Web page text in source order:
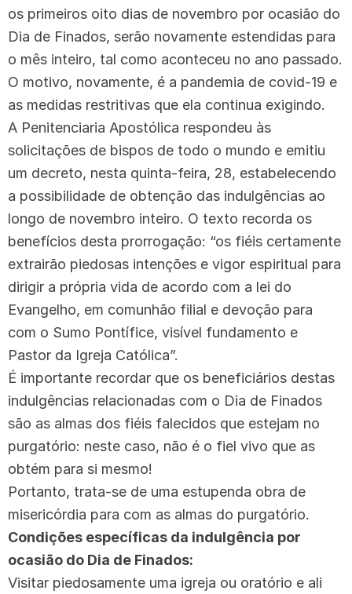
os primeiros oito dias de novembro por ocasião do
Dia de Finados, serão novamente estendidas para
o mês inteiro, tal como aconteceu no ano passado.
O motivo, novamente, é a pandemia de covid-19 e
as medidas restritivas que ela continua exigindo.
A Penitenciaria Apostólica respondeu às
solicitações de bispos de todo o mundo e emitiu
um decreto, nesta quinta-feira, 28, estabelecendo
a possibilidade de obtenção das indulgências ao
longo de novembro inteiro. O texto recorda os
benefícios desta prorrogação: “os fiéis certamente
extrairão piedosas intenções e vigor espiritual para
dirigir a própria vida de acordo com a lei do
Evangelho, em comunhão filial e devoção para
com o Sumo Pontífice, visível fundamento e
Pastor da Igreja Católica”.
É importante recordar que os beneficiários destas
indulgências relacionadas com o Dia de Finados
são as almas dos fiéis falecidos que estejam no
purgatório: neste caso, não é o fiel vivo que as
obtém para si mesmo!
Portanto, trata-se de uma estupenda obra de
misericórdia para com as almas do purgatório.
Condições específicas da indulgência por
ocasião do Dia de Finados:
Visitar piedosamente uma igreja ou oratório e ali